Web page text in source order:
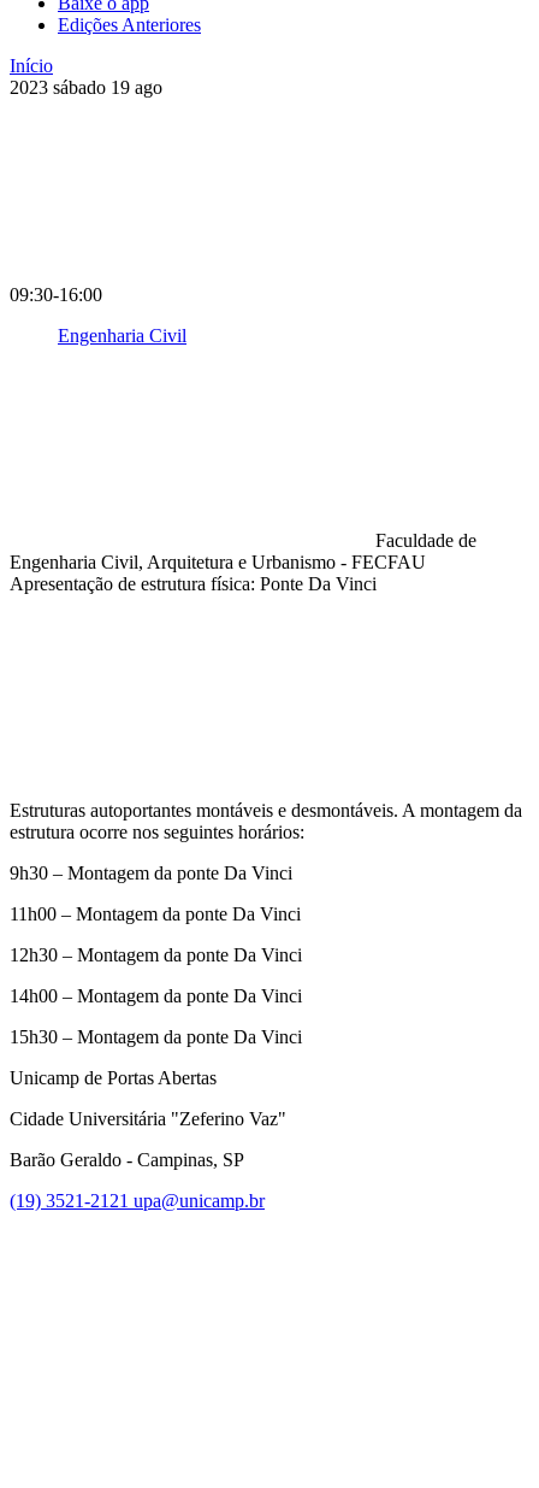
Edições Anteriores
Início
2023 sábado 19 ago
09:30-16:00
Engenharia Civil
Faculdade de
Engenharia Civil, Arquitetura e Urbanismo - FECFAU
Apresentação de estrutura física: Ponte Da Vinci
Estruturas autoportantes montáveis e desmontáveis. A montagem da
estrutura ocorre nos seguintes horários:
9h30 – Montagem da ponte Da Vinci
11h00 – Montagem da ponte Da Vinci
12h30 – Montagem da ponte Da Vinci
14h00 – Montagem da ponte Da Vinci
15h30 – Montagem da ponte Da Vinci
Unicamp de Portas Abertas
Cidade Universitária "Zeferino Vaz"
Barão Geraldo - Campinas, SP
(19) 3521-2121 upa@unicamp.br